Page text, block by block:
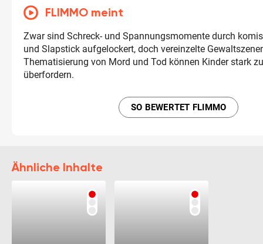
FLIMMO meint
Zwar sind Schreck- und Spannungsmomente durch
und Slapstick aufgelockert, doch vereinzelte
Thematisierung von Mord und Tod können Kinder stark
überfordern.
SO BEWERTET FLIMMO
Ähnliche Inhalte